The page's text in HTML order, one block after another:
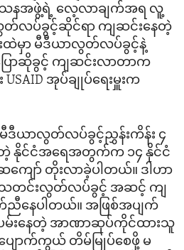
ေသနအဖွဲ့ရဲ့ လေ့လာချက်အရ လူ့
လပ်ခွင့်ဆိုင်ရာ ကျဆင်းနေတဲ့
ထဲမှာ မီဒီယာလွတ်လပ်ခွင့်နဲ့
ာဆိုခွင့် ကျဆင်းလာတာက
အုပ်ချုပ်ရေးမှူးက
မီဒီယာလွတ်လပ်ခွင့်ညွှန်းကိန်း ၄
နိုင်ငံအရေအတွက်က ၁၄ နိုင်ငံ
ျော် တိုးလာခဲ့ပါတယ်။ ဒါဟာ
သတင်းလွတ်လပ်ခွင့် အဆင့် ကျ
နေပါတယ်။ အဖြစ်အပျက်
မ်းနေတဲ့ အာဏာဆုပ်ကိုင်ထားသူ
ောက်ကွယ် တိမ်မြုပ်စေဖို့ မ